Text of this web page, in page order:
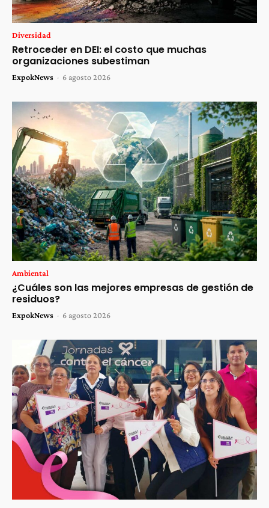
Diversidad
Retroceder en DEI: el costo que muchas
organizaciones subestiman
ExpokNews - 6 agosto 2026
Ambiental
¿Cuáles son las mejores empresas de gestión de
residuos?
ExpokNews - 6 agosto 2026